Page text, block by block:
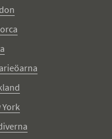
York